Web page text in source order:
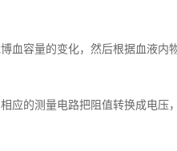
血容量的变化，然后根据血液内
应的测量电路把阻值转换成电压